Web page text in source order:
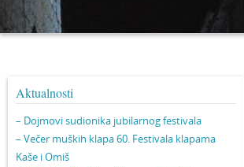
Aktualnosti
– Dojmovi sudionika jubilarnog festivala
– Večer muških klapa 60. Festivala klapama
Kaše i Omiš